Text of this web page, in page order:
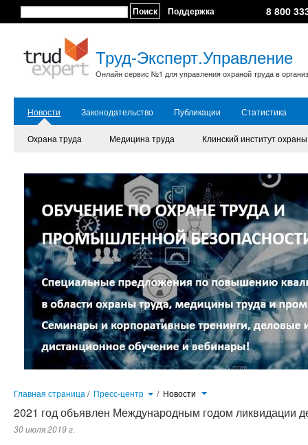
Поиск Поддержка 8 800
Труд-Эксперт.Управление
Онлайн сервис №1 для управления охраной труда в
Новости Законодательство Публикации Статистика
Охрана труда Медицина труда Клинский институт
Главная страница / Пресс-центр / Новости
2021 год объявлен Международным годом ликвидации
30 июля 2019 г.